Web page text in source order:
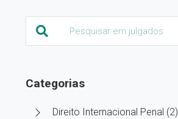
Categorias
Direito Internacional Penal (2)